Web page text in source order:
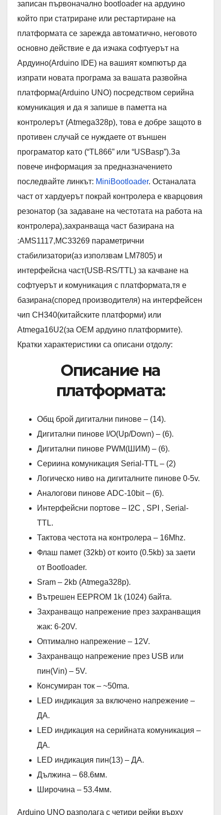
записан първоначално bootloader на ардуино
който при статриране или рестартиране на
платформата се зарежда автоматично, неговото
основно действие е да изчака софтуерът на
Ардуино(Arduino IDE) на вашият компютър да
изпрати новата програма за вашата развойна
платформа(Arduino UNO) посредством серийна
комуникация и да я запише в паметта на
контролерът (Atmega328p), това е добре защото в
противен случай се нуждаете от външен
програматор като (“TL866” или “USBasp”).За
повече информация за предназначението
последвайте линкът: MiniBootloader. Останалата
част от хардуерът покрай контролера е кварцовия
резонатор (за задаване на честотата на работа на
контролера),захранваща част базирана на
:AMS1117,MC33269 параметрични
стабилизатори(аз използвам LM7805) и
интерфейсна част(USB-RS/TTL) за качване на
софтуерът и комуникация с платформата,тя е
базирана(според производителя) на интерфейсен
чип CH340(китайските платформи) или
Atmega16U2(за OEM ардуино платформите).
Кратки характеристики са описани отдолу:
Описание на
платформата:
Общ брой дигитални пинове – (14).
Дигитални пинове I/O(Up/Down) – (6).
Дигитални пинове PWM(ШИМ) – (6).
Сериина комуникация Serial-TTL – (2)
Логическо ниво на дигиталните пинове 0-5v.
Аналогови пинове ADC-10bit – (6).
Интерфейсни портове – I2C , SPI , Serial-
TTL.
Тактова честота на контролера – 16Mhz.
Флаш памет (32kb) от които (0.5kb) за заети
от Bootloader.
Sram – 2kb (Atmega328p).
Вътрешен EEPROM 1k (1024) байта.
Захранващо напрежение през захранващия
жак: 6-20V.
Оптимално напрежение – 12V.
Захранващо напрежение през USB или
пин(Vin) – 5V.
Консумиран ток – ~50ma.
LED индикация за включено напрежение –
ДА.
LED индикация на серийната комуникация –
ДА.
LED индикация пин(13) – ДА.
Дължина – 68.6мм.
Широчина – 53.4мм.
Arduino UNO разполага с четири рейки върху